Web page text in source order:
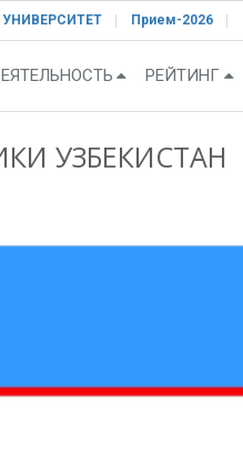
Прием-2026
РЕЙТИНГ
УЗБЕКИСТАН